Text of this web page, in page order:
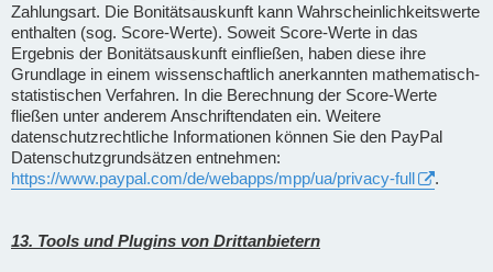
Zahlungsart. Die Bonitätsauskunft kann Wahrscheinlichkeitswerte
enthalten (sog. Score-Werte). Soweit Score-Werte in das
Ergebnis der Bonitätsauskunft einfließen, haben diese ihre
Grundlage in einem wissenschaftlich anerkannten mathematisch-
statistischen Verfahren. In die Berechnung der Score-Werte
fließen unter anderem Anschriftendaten ein. Weitere
datenschutzrechtliche Informationen können Sie den PayPal
Datenschutzgrundsätzen entnehmen:
https://www.paypal.com/de/webapps/mpp/ua/privacy-full
.
13. Tools und Plugins von Drittanbietern